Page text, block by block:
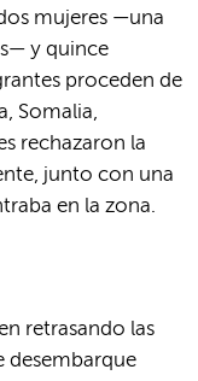
mujeres —una
y quince
proceden de
Somalia,
rechazaron la
junto con una
en la zona.
retrasando las
desembarque